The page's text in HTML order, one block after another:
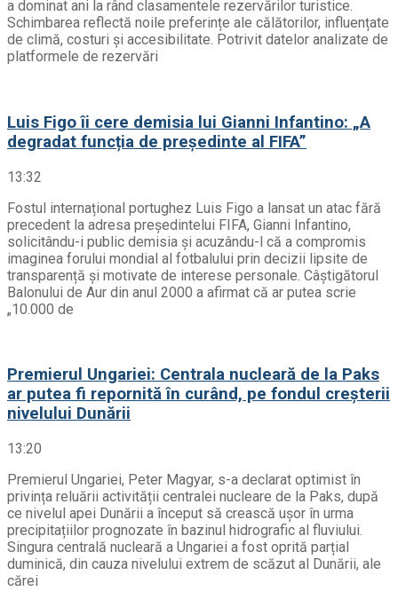
a dominat ani la rând clasamentele rezervărilor turistice.
Schimbarea reflectă noile preferințe ale călătorilor, influențate
de climă, costuri și accesibilitate. Potrivit datelor analizate de
platformele de rezervări
Luis Figo îi cere demisia lui Gianni Infantino: „A
degradat funcția de președinte al FIFA”
13:32
Fostul internațional portughez Luis Figo a lansat un atac fără
precedent la adresa președintelui FIFA, Gianni Infantino,
solicitându-i public demisia și acuzându-l că a compromis
imaginea forului mondial al fotbalului prin decizii lipsite de
transparență și motivate de interese personale. Câștigătorul
Balonului de Aur din anul 2000 a afirmat că ar putea scrie
„10.000 de
Premierul Ungariei: Centrala nucleară de la Paks
ar putea fi repornită în curând, pe fondul creșterii
nivelului Dunării
13:20
Premierul Ungariei, Peter Magyar, s-a declarat optimist în
privința reluării activității centralei nucleare de la Paks, după
ce nivelul apei Dunării a început să crească ușor în urma
precipitațiilor prognozate în bazinul hidrografic al fluviului.
Singura centrală nucleară a Ungariei a fost oprită parțial
duminică, din cauza nivelului extrem de scăzut al Dunării, ale
cărei